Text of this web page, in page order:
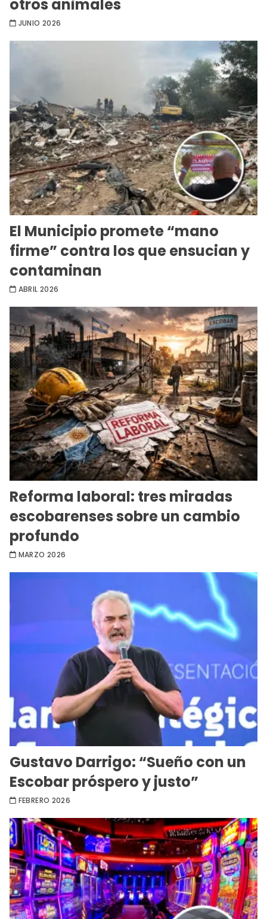
otros animales
JUNIO 2026
El Municipio promete “mano
firme” contra los que ensucian y
contaminan
ABRIL 2026
Reforma laboral: tres miradas
escobarenses sobre un cambio
profundo
MARZO 2026
Gustavo Darrigo: “Sueño con un
Escobar próspero y justo”
FEBRERO 2026